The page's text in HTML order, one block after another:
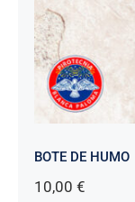
BOTE DE HUMO
10,00 €